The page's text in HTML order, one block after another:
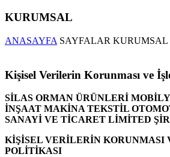
KURUMSAL
ANASAYFA SAYFALAR KURUMSAL
Kişisel Verilerin Korunması ve
SİLAS ORMAN ÜRÜNLERİ
İNŞAAT MAKİNA TEKSTİL
SANAYİ VE TİCARET LİMİTED
KİŞİSEL VERİLERİN KORUNMASI
POLİTİKASI